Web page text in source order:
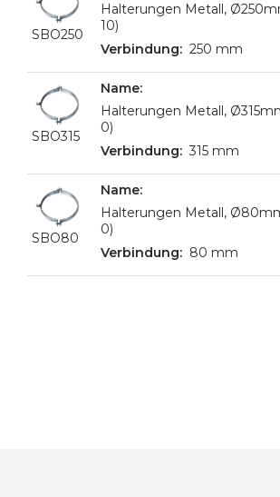
SBO250
Halterungen Metall,
10)
250 mm
SBO315
Halterungen Metall,
0)
315 mm
SBO80
Halterungen Metall,
0)
80 mm